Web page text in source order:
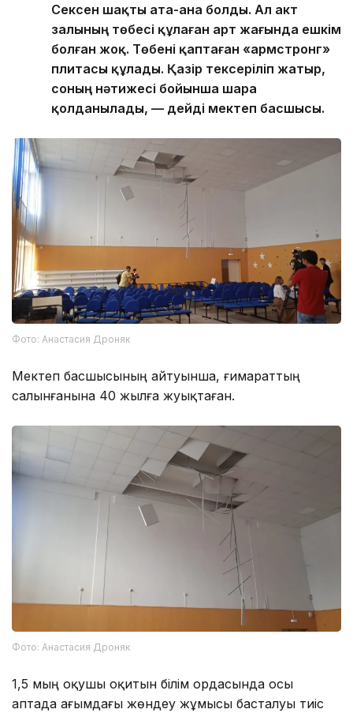
Сексен шақты ата-ана болды. Ал акт
залының төбесі құлаған арт жағында ешкім
болған жоқ. Төбені қаптаған «армстронг»
плитасы құлады. Қазір тексеріліп жатыр,
соның нәтижесі бойынша шара
қолданылады, — дейді мектеп басшысы.
Фото: Анастасия Дроняк
Мектеп басшысының айтуынша, ғимараттың
салынғанына 40 жылға жуықтаған.
Фото: Анастасия Дроняк
1,5 мың оқушы оқитын білім ордасында осы
аптада ағымдағы жөндеу жұмысы басталуы тиіс